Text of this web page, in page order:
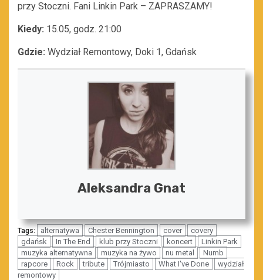
przy Stoczni. Fani Linkin Park – ZAPRASZAMY!
Kiedy: 15.05, godz. 21:00
Gdzie: Wydział Remontowy, Doki 1, Gdańsk
Aleksandra Gnat
Tags: alternatywa Chester Bennington cover
covery
gdańsk
In The End klub przy Stoczni koncert
Linkin Park
muzyka alternatywna
muzyka na żywo nu metal
Numb
rapcore
Rock tribute Trójmiasto What I've Done
wydział
remontowy